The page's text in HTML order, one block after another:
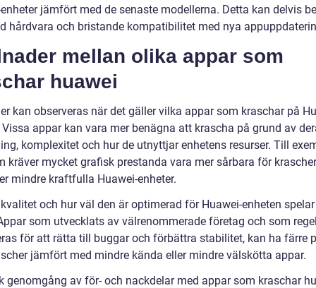
jämfört med de senaste modellerna. Detta kan delvis
hårdvara och bristande kompatibilitet med nya
mellan olika appar som
huawei
kan observeras när det gäller vilka appar som kraschar på
Vissa appar kan vara mer benägna att krascha på grund av
komplexitet och hur de utnyttjar enhetens resurser. Till
kräver mycket grafisk prestanda vara mer sårbara för
mindre kraftfulla Huawei-enheter.
och hur väl den är optimerad för Huawei-enheten
som utvecklats av välrenommerade företag och som
för att rätta till buggar och förbättra stabilitet, kan ha färre
jämfört med mindre kända eller mindre välskötta appar.
genomgång av för- och nackdelar med appar som kraschar